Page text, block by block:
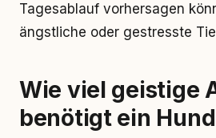
Tagesablauf vorhersagen
ängstliche oder gestresste
Wie viel geistige
benötigt ein